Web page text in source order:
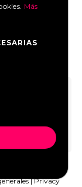
|Privacy
Más